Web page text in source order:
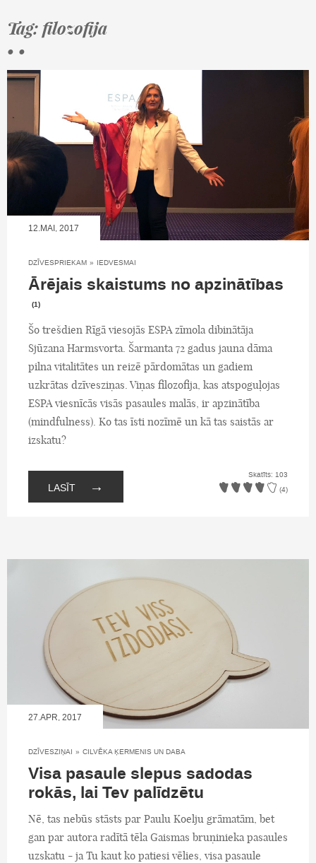
Tag: filozofija
• •
12.MAI, 2017
DZĪVESPRIEKAM » IEDVESMAI
Ārējais skaistums no apzinātības
(1)
Šo trešdien Rīgā viesojās ESPA zīmola dibinātāja
Sjūzana Harmsvorta. Šarmanta 72 gadus jauna dāma
pilna vitalitātes un reizē pārdomātas un gadiem
uzkrātas dzīvesziņas. Viņas filozofija, kas atspoguļojas
ESPA viesnīcās visās pasaules malās, ir apzinātība
(mindfulness). Ko tas īsti nozīmē un kā tas saistās ar
izskatu?
LASĪT →
Skatīts: 103
(4)
27.APR, 2017
DZĪVESZIŅAI » CILVĒKA ĶERMENIS UN DABA
Visa pasaule slepus sadodas
rokās, lai Tev palīdzētu
Nē, tas nebūs stāsts par Paulu Koelju grāmatām, bet
gan par autora radītā tēla Gaismas bruņinieka pasaules
uzskatu - ja Tu kaut ko patiesi vēlies, visa pasaule